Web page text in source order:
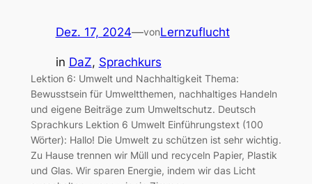
Dez. 17, 2024—vonLernzuflucht
in DaZ, Sprachkurs
Lektion 6: Umwelt und Nachhaltigkeit Thema:
Bewusstsein für Umweltthemen, nachhaltiges Handeln
und eigene Beiträge zum Umweltschutz. Deutsch
Sprachkurs Lektion 6 Umwelt Einführungstext (100
Wörter): Hallo! Die Umwelt zu schützen ist sehr wichtig.
Zu Hause trennen wir Müll und recyceln Papier, Plastik
und Glas. Wir sparen Energie, indem wir das Licht